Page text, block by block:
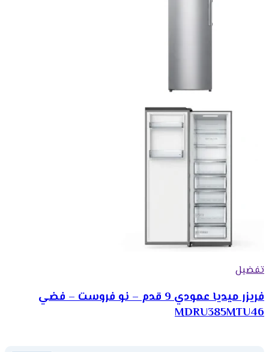
تفضيل
فريزر ميديا عمودي 9 قدم – نو فروست – فضي
MDRU385MTU46